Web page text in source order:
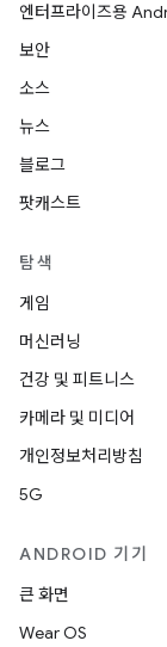
엔터프라이즈용
보안
소스
뉴스
블로그
팟캐스트
탐색
게임
머신러닝
건강 및 피트니스
카메라 및 미디어
개인정보처리방침
5G
ANDROID 기기
큰 화면
Wear OS